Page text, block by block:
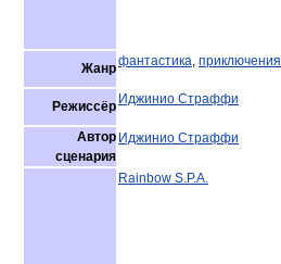
Жанрфантастика, приключения
Режиссёр Иджинио Страффи
Автор
сценария
Иджинио Страффи
Rainbow S.P.A.